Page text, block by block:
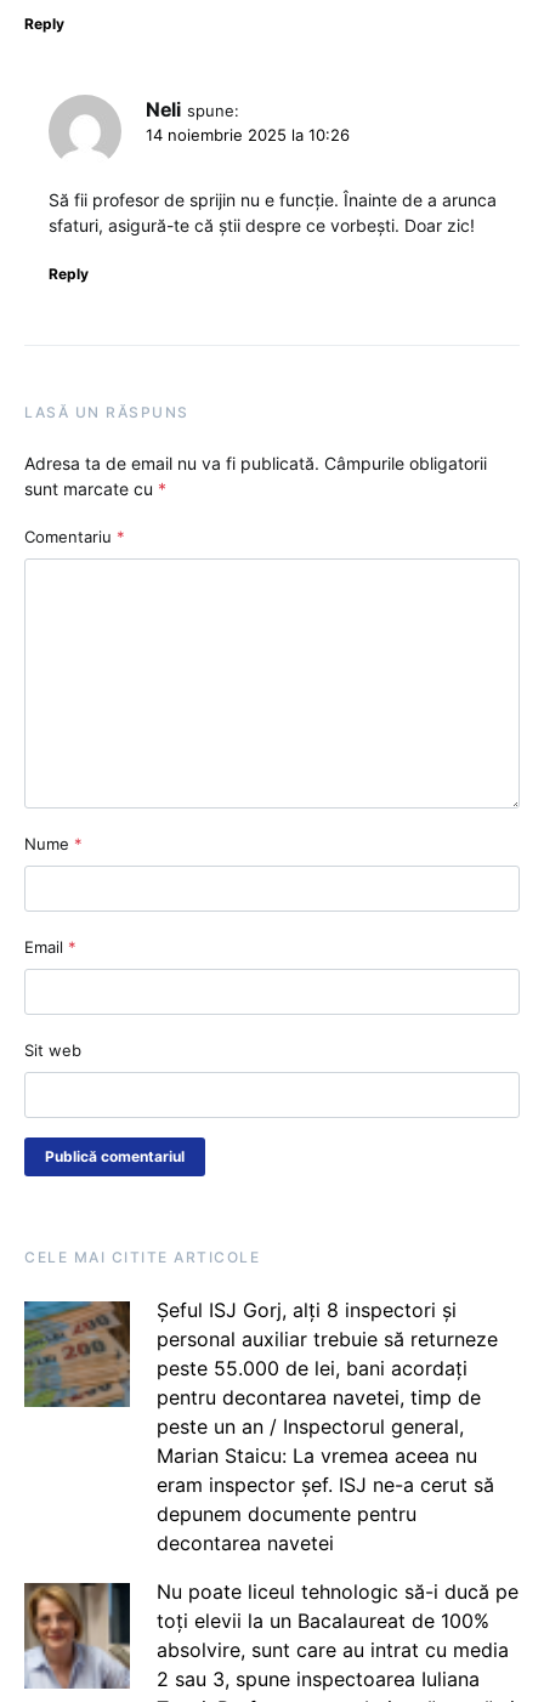
Reply
Neli spune:
14 noiembrie 2025 la 10:26
Să fii profesor de sprijin nu e funcție. Înainte de a arunca
sfaturi, asigură-te că știi despre ce vorbești. Doar zic!
Reply
LASĂ UN RĂSPUNS
Adresa ta de email nu va fi publicată. Câmpurile obligatorii
sunt marcate cu *
Comentariu *
Nume *
Email *
Sit web
CELE MAI CITITE ARTICOLE
Șeful ISJ Gorj, alți 8 inspectori și
personal auxiliar trebuie să returneze
peste 55.000 de lei, bani acordați
pentru decontarea navetei, timp de
peste un an / Inspectorul general,
Marian Staicu: La vremea aceea nu
eram inspector șef. ISJ ne-a cerut să
depunem documente pentru
decontarea navetei
Nu poate liceul tehnologic să-i ducă pe
toți elevii la un Bacalaureat de 100%
absolvire, sunt care au intrat cu media
2 sau 3, spune inspectoarea Iuliana